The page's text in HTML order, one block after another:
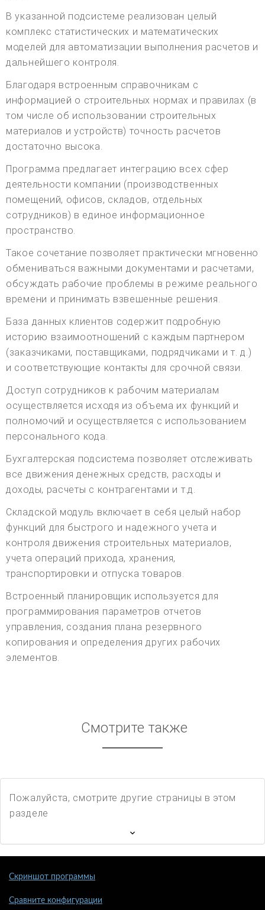
В указанной подсистеме реализован целый
комплекс статистических и математических
моделей для автоматизации выполнения расчетов и
дальнейшего контроля.
Благодаря встроенным справочникам с
информацией о строительных нормах и правилах (в
том числе об использовании строительных
материалов и устройств) точность расчетов
достаточно высока.
Программа предлагает интеграцию всех сфер
деятельности компании (производственных
помещений, офисов, складов, отдельных
сотрудников) в единое информационное
пространство.
Такое сочетание позволяет практически мгновенно
обмениваться важными документами и расчетами,
обсуждать рабочие проблемы в режиме реального
времени и принимать взвешенные решения.
База данных клиентов содержит подробную
историю взаимоотношений с каждым партнером
(заказчиками, поставщиками, подрядчиками и т. д.)
и соответствующие контакты для срочной связи.
Доступ сотрудников к рабочим материалам
осуществляется исходя из объема их функций и
полномочий и осуществляется с использованием
персонального кода.
Бухгалтерская подсистема позволяет отслеживать
все движения денежных средств, расходы и
доходы, расчеты с контрагентами и т.д.
Складской модуль включает в себя целый набор
функций для быстрого и надежного учета и
контроля движения строительных материалов,
учета операций прихода, хранения,
транспортировки и отпуска товаров.
Встроенный планировщик используется для
программирования параметров отчетов
управления, создания плана резервного
копирования и определения других рабочих
элементов.
Смотрите также
Пожалуйста, смотрите другие страницы в этом
разделе
Скриншот программы
Сравните конфигурации